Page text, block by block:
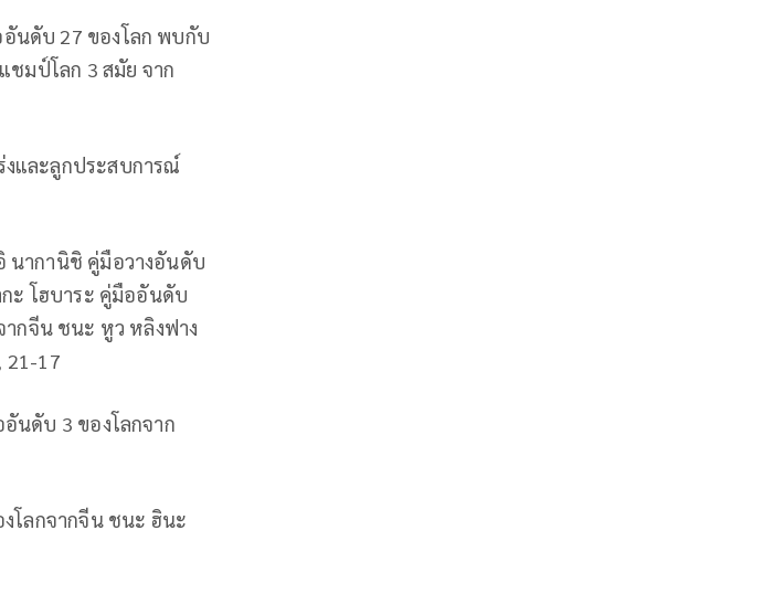
นดับ 27 ของโลก พบกับ
ชมป์โลก 3 สมัย จาก
และลูกประสบการณ์
นากานิชิ คู่มือวางอันดับ
ะ โฮบาระ คู่มืออันดับ
ากจีน ชนะ หูว หลิงฟาง
21-17
นดับ 3 ของโลกจาก
โลกจากจีน ชนะ ฮินะ